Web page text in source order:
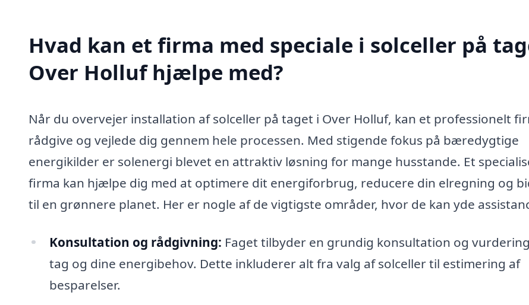
Hvad kan et firma med speciale i solceller på
Over Holluf hjælpe med?
Når du overvejer installation af solceller på taget i Over Holluf, kan et professionelt
rådgive og vejlede dig gennem hele processen. Med stigende fokus på bæredygtige
energikilder er solenergi blevet en attraktiv løsning for mange husstande. Et
firma kan hjælpe dig med at optimere dit energiforbrug, reducere din elregning og
til en grønnere planet. Her er nogle af de vigtigste områder, hvor de kan yde
Konsultation og rådgivning: Faget tilbyder en grundig konsultation og
tag og dine energibehov. Dette inkluderer alt fra valg af solceller til estimering af
besparelser.